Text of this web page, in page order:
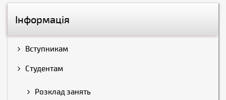
Інформація
Вступникам
Студентам
Розклад занять